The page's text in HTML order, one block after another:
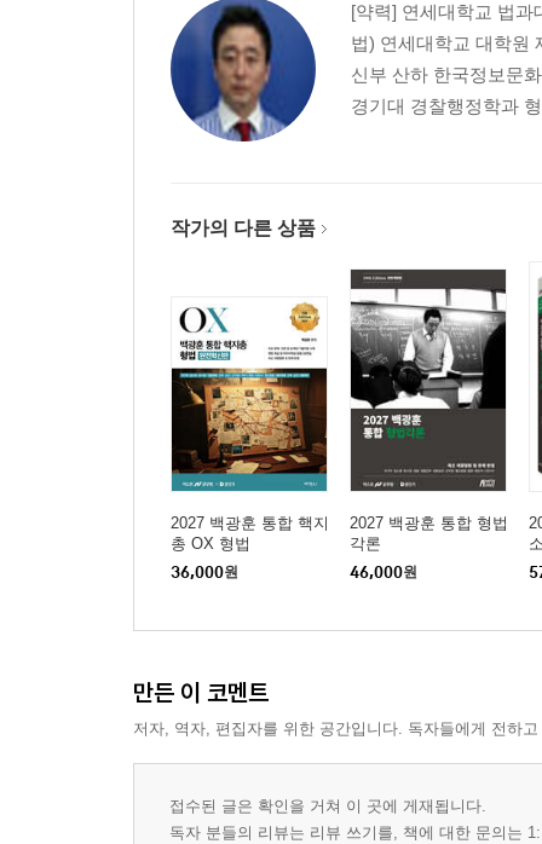
2. 소송촉진 등에 관한 특례법
3. 소송촉진 등에 관한 특례규칙
4. 국민의 형사재판 참여에 관한 법률
5. 공소청법
6. 중대범죄수사청 조직 및 운영에 관한 법률
9. 검사와 사법경찰관의 상호협력과 일반적 수사
[약력] 연세대학교 법
법) 연세대학교 대학원
신부 산하 한국정보문
경기대 경찰행정학과
작가의 다른 상품
2027 백광훈 통합 핵지
총 OX 형법
36,000원
2027 백광훈 통합 형법
각론
46,000원
만든 이 코멘트
저자, 역자, 편집자를 위한 공간입니다. 독자들에게 전하
접수된 글은 확인을 거쳐 이 곳에 게재됩니다.
독자 분들의 리뷰는 리뷰 쓰기를, 책에 대한 문의는